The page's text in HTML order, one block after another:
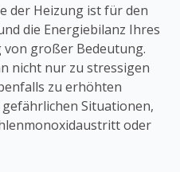
der Heizung ist für den
die Energiebilanz Ihres
großer Bedeutung.
nicht nur zu stressigen
zu erhöhten
Situationen,
oder